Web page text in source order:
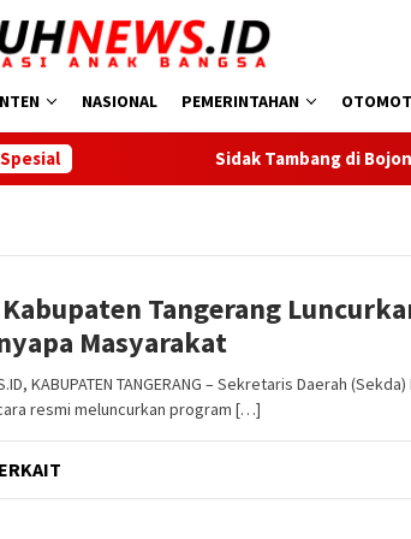
NASIONAL PEMERINTAHAN
Sidak Tambang di Bojonegara dan Pulo
Tangerang
Masyarakat
KABUPATEN TANGERANG – Sekretaris Daerah
resmi meluncurkan program […]